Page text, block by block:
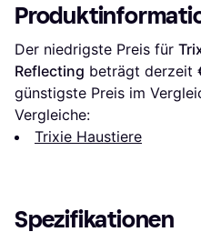
Der niedrigste Preis für
Reflecting beträgt derzeit
günstigste Preis im
Vergleiche:
Trixie Haustiere
Spezifikationen